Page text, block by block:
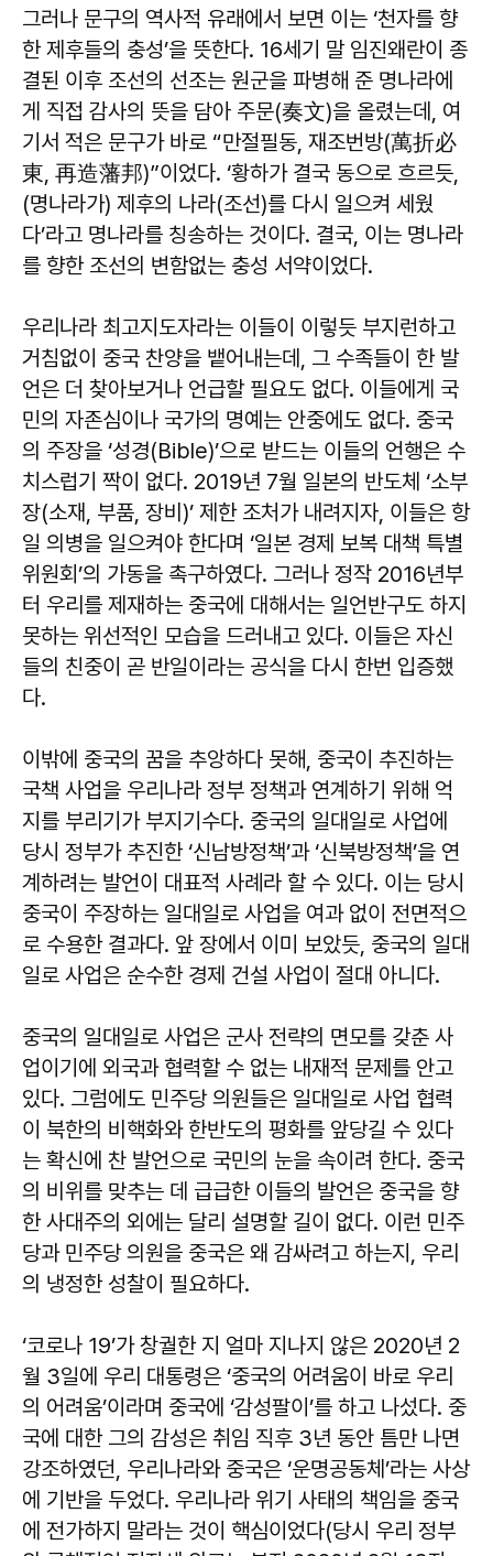
그러나 문구의 역사적 유래에서 보면 이는 ‘천자를 향
한 제후들의 충성’을 뜻한다. 16세기 말 임진왜란이 종
결된 이후 조선의 선조는 원군을 파병해 준 명나라에
게 직접 감사의 뜻을 담아 주문(奏文)을 올렸는데, 여
기서 적은 문구가 바로 “만절필동, 재조번방(萬折必
東, 再造藩邦)”이었다. ‘황하가 결국 동으로 흐르듯,
(명나라가) 제후의 나라(조선)를 다시 일으켜 세웠
다’라고 명나라를 칭송하는 것이다. 결국, 이는 명나라
를 향한 조선의 변함없는 충성 서약이었다.
우리나라 최고지도자라는 이들이 이렇듯 부지런하고
거침없이 중국 찬양을 뱉어내는데, 그 수족들이 한 발
언은 더 찾아보거나 언급할 필요도 없다. 이들에게 국
민의 자존심이나 국가의 명예는 안중에도 없다. 중국
의 주장을 ‘성경(Bible)’으로 받드는 이들의 언행은 수
치스럽기 짝이 없다. 2019년 7월 일본의 반도체 ‘소부
장(소재, 부품, 장비)’ 제한 조처가 내려지자, 이들은 항
일 의병을 일으켜야 한다며 ‘일본 경제 보복 대책 특별
위원회’의 가동을 촉구하였다. 그러나 정작 2016년부
터 우리를 제재하는 중국에 대해서는 일언반구도 하지
못하는 위선적인 모습을 드러내고 있다. 이들은 자신
들의 친중이 곧 반일이라는 공식을 다시 한번 입증했
다.
이밖에 중국의 꿈을 추앙하다 못해, 중국이 추진하는
국책 사업을 우리나라 정부 정책과 연계하기 위해 억
지를 부리기가 부지기수다. 중국의 일대일로 사업에
당시 정부가 추진한 ‘신남방정책’과 ‘신북방정책’을 연
계하려는 발언이 대표적 사례라 할 수 있다. 이는 당시
중국이 주장하는 일대일로 사업을 여과 없이 전면적으
로 수용한 결과다. 앞 장에서 이미 보았듯, 중국의 일대
일로 사업은 순수한 경제 건설 사업이 절대 아니다.
중국의 일대일로 사업은 군사 전략의 면모를 갖춘 사
업이기에 외국과 협력할 수 없는 내재적 문제를 안고
있다. 그럼에도 민주당 의원들은 일대일로 사업 협력
이 북한의 비핵화와 한반도의 평화를 앞당길 수 있다
는 확신에 찬 발언으로 국민의 눈을 속이려 한다. 중국
의 비위를 맞추는 데 급급한 이들의 발언은 중국을 향
한 사대주의 외에는 달리 설명할 길이 없다. 이런 민주
당과 민주당 의원을 중국은 왜 감싸려고 하는지, 우리
의 냉정한 성찰이 필요하다.
‘코로나 19’가 창궐한 지 얼마 지나지 않은 2020년 2
월 3일에 우리 대통령은 ‘중국의 어려움이 바로 우리
의 어려움’이라며 중국에 ‘감성팔이’를 하고 나섰다. 중
국에 대한 그의 감성은 취임 직후 3년 동안 틈만 나면
강조하였던, 우리나라와 중국은 ‘운명공동체’라는 사상
에 기반을 두었다. 우리나라 위기 사태의 책임을 중국
에 전가하지 말라는 것이 핵심이었다(당시 우리 정부